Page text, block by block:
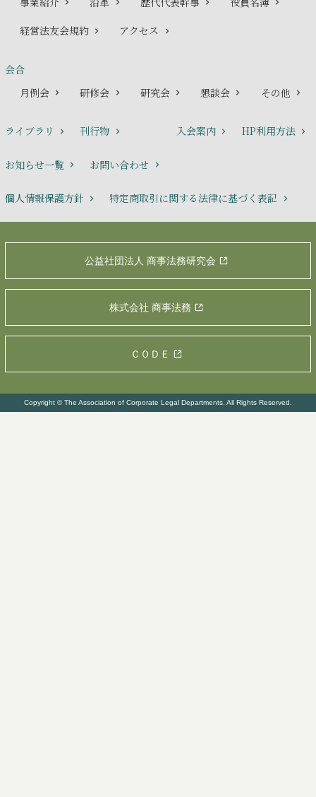
経営法友会規約 アクセス
会合
月例会
研修会 研究会 懇談会 その他
ライブラリ 刊行物 入会案内 HP利用方法
お知らせ一覧 お問い合わせ
個人情報保護方針 特定商取引に関する法律に基づく表記
公益社団法人 商事法務研究会
株式会社 商事法務
ＣＯＤＥ
Copyright © The Association of Corporate Legal Departments. All Rights Reserved.